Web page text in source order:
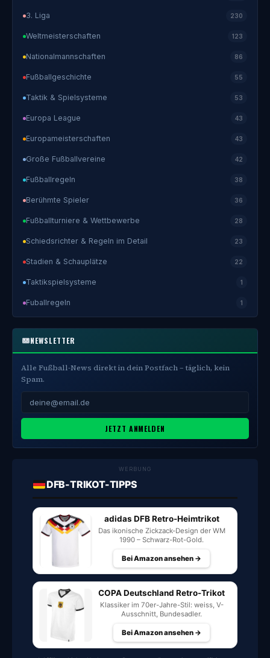
3. Liga 230
Weltmeisterschaften 123
Nationalmannschaften 86
Fußballgeschichte 55
Taktik & Spielsysteme 53
Europa League 43
Europameisterschaften 43
Große Fußballvereine 42
Fußballregeln 38
Berühmte Spieler 36
Fußballturniere & Wettbewerbe 28
Schiedsrichter & Regeln im Detail 23
Stadien & Schauplätze 22
Taktikspielsysteme 1
Fuballregeln 1
NEWSLETTER
Alle Fußball-News direkt in dein Postfach – täglich, kein
Spam.
JETZT ANMELDEN
WERBUNG
DFB-TRIKOT-TIPPS
adidas DFB Retro-Heimtrikot
Das ikonische Zickzack-Design der WM
1990 – Schwarz-Rot-Gold.
Bei Amazon ansehen →
COPA Deutschland Retro-Trikot
Klassiker im 70er-Jahre-Stil: weiss, V-
Ausschnitt, Bundesadler.
Bei Amazon ansehen →